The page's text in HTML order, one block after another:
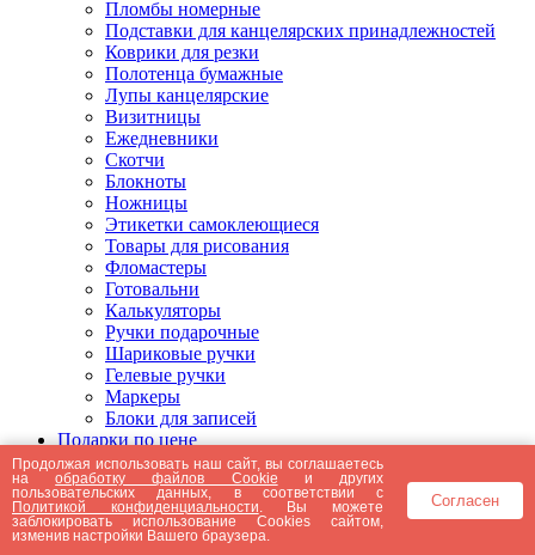
Пломбы номерные
Подставки для канцелярских принадлежностей
Коврики для резки
Полотенца бумажные
Лупы канцелярские
Визитницы
Ежедневники
Скотчи
Блокноты
Ножницы
Этикетки самоклеющиеся
Товары для рисования
Фломастеры
Готовальни
Калькуляторы
Ручки подарочные
Шариковые ручки
Гелевые ручки
Маркеры
Блоки для записей
Подарки по цене
Подарки от 5000 рублей
Подарки до 5000 рублей
Подарки до 3000 рублей
Подарки до 2000 рублей
Подарки до 1000 рублей
Продолжая использовать наш сайт, вы соглашаетесь
наобработку файлов Cookie и других
пользовательских данных, в соответствии с
Политикой конфиденциальности . Вы можете
заблокировать использование Cookies сайтом,
изменив настройки Вашего браузера.
Согласен